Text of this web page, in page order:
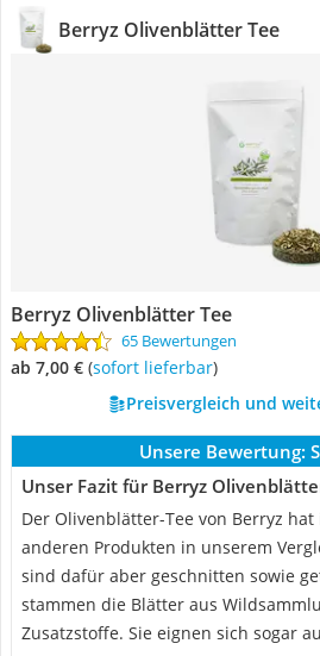
Berryz Olivenblätter Tee
Berryz Olivenblätter Tee
65 Bewertungen
ab 7,00 € ( Sofort lieferbar)
Preisvergleich und
Unsere Bewertung:
Unser Fazit für Berryz
Der Olivenblätter-Tee von Berryz hat
anderen Produkten in unserem
sind dafür aber geschnitten sowie
stammen die Blätter aus
Zusatzstoffe. Sie eignen sich sogar